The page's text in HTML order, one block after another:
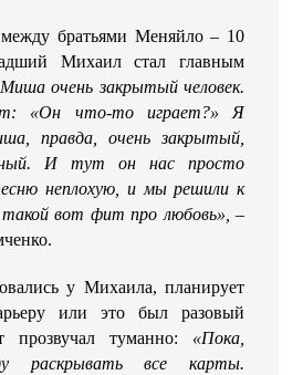
между братьями Меняйло – 10
Михаил стал главным
очень закрытый человек.
«Он что-то играет?» Я
правда, очень закрытый,
И тут он нас просто
неплохую, и мы решили к
такой вот фит про любовь»,–
у Михаила, планирует
или это был разовый
прозвучал туманно: «Пока,
раскрывать все карты.